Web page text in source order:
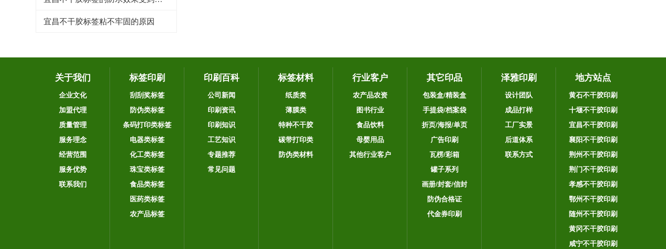
宜昌不干胶标签粘不牢固的原因
关于我们
企业文化
加盟代理
质量管理
服务理念
经营范围
服务优势
联系我们
标签印刷
刮刮奖标签
防伪类标签
条码打印类标签
电器类标签
化工类标签
珠宝类标签
食品类标签
医药类标签
农产品标签
印刷百科
公司新闻
印刷资讯
印刷知识
工艺知识
专题推荐
常见问题
标签材料
纸质类
薄膜类
特种不干胶
碳带打印类
防伪类材料
行业客户
农产品农资
图书行业
食品饮料
母婴用品
其他行业客户
其它印品
包装盒/精装盒
手提袋/档案袋
折页/海报/单页
广告印刷
瓦楞/彩箱
罐子系列
画册/封套/信封
防伪合格证
代金券印刷
泽雅印刷
设计团队
成品打样
工厂实景
后道体系
联系方式
地方站点
黄石不干胶印刷
十堰不干胶印刷
宜昌不干胶印刷
襄阳不干胶印刷
荆州不干胶印刷
荆门不干胶印刷
孝感不干胶印刷
鄂州不干胶印刷
随州不干胶印刷
黄冈不干胶印刷
咸宁不干胶印刷